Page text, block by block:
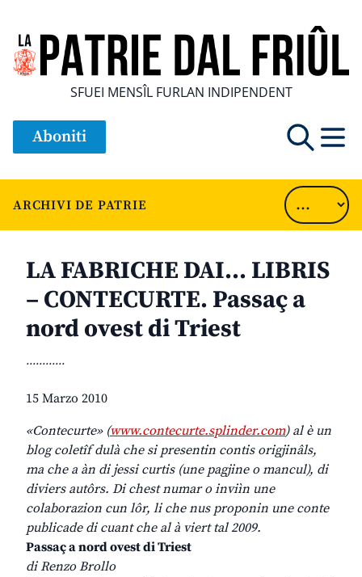
SFUEI MENSÎL FURLAN INDIPENDENT
Aboniti
ARCHIVI DE PATRIE
LA FABRICHE DAI… LIBRIS
– CONTECURTE. Passaç a
nord ovest di Triest
............
15 Marzo 2010
«Contecurte» (www.contecurte.splinder.com) al è un
blog coletîf dulà che si presentin contis origjinâls,
ma che a àn di jessi curtis (une pagjine o mancul), di
diviers autôrs. Di chest numar o inviìn une
colaborazion cun lôr, li che nus proponin une conte
publicade di cuant che al à viert tal 2009.
Passaç a nord ovest di Triest
di Renzo Brollo